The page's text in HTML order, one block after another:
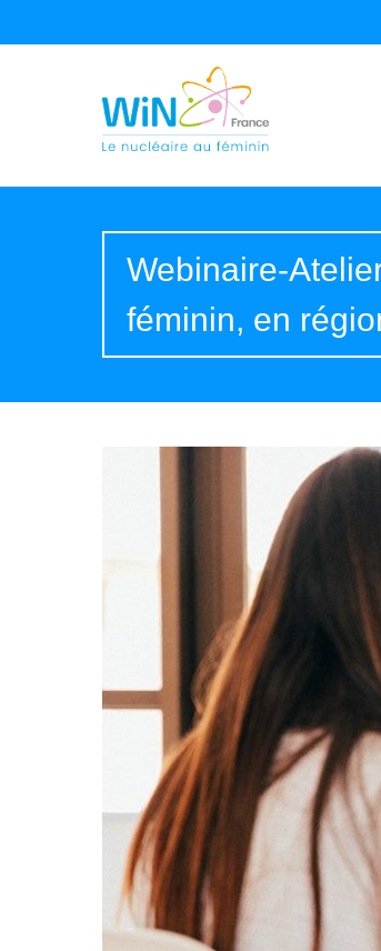
Webinaire-
féminin, en